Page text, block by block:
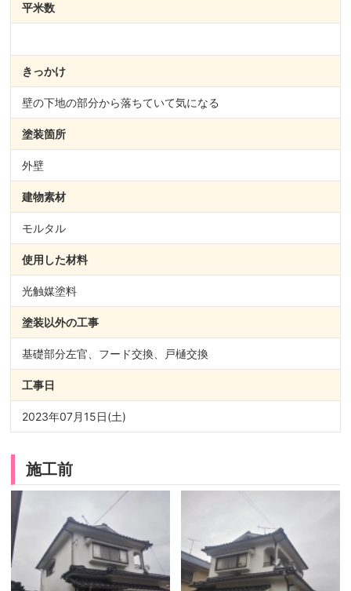
平米数
きっかけ
壁の下地の部分から落ちていて気になる
塗装箇所
外壁
建物素材
モルタル
使用した材料
光触媒塗料
塗装以外の工事
基礎部分左官、フード交換、戸樋交換
工事日
2023年07月15日(土)
施工前